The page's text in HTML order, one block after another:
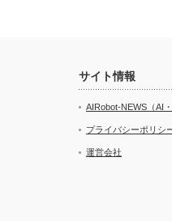
サイト情報
AIRobot-NEWS（AI
プライバシーポリシ
運営会社